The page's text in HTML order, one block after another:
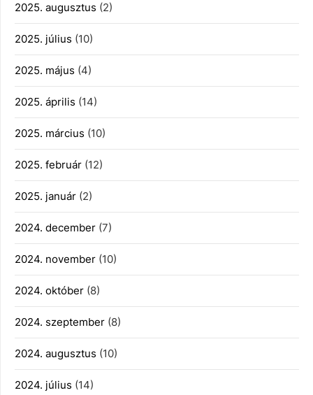
2025. augusztus (2)
2025. július (10)
2025. május (4)
2025. április (14)
2025. március (10)
2025. február (12)
2025. január (2)
2024. december (7)
2024. november (10)
2024. október (8)
2024. szeptember (8)
2024. augusztus (10)
2024. július (14)